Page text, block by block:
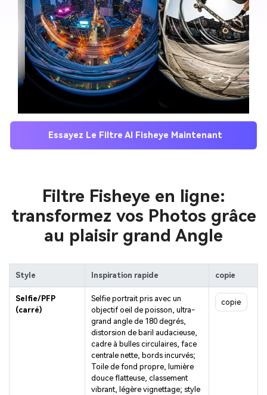
Essayez Le Filtre AI Fisheye Maintenant
Filtre Fisheye en ligne:
transformez vos Photos grâce
au plaisir grand Angle
Style Inspiration rapide copie
Selfie/PFP
(carré)
Selfie portrait pris avec un
objectif oeil de poisson, ultra-
grand angle de 180 degrés,
distorsion de baril audacieuse,
cadre à bulles circulaires, face
centrale nette, bords incurvés;
Toile de fond propre, lumière
douce flatteuse, classement
vibrant, légère vignettage; style
copie